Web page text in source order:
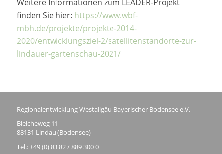
Weitere Informationen zum LEADER-Projekt
finden Sie hier: https://www.wbf-
mbh.de/projekte/projekte-2014-
2020/entwicklungsziel-2/satellitenstandorte-zur-
lindauer-gartenschau-2021/
Regionalentwicklung Westallgäu-Bayerischer Bodensee e.V.
Bleicheweg 11
88131 Lindau (Bodensee)
Tel.: +49 (0) 83 82 / 889 300 0